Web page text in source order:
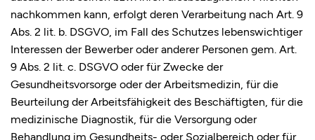
nachkommen kann, erfolgt deren Verarbeitung nach Art. 9
Abs. 2 lit. b. DSGVO, im Fall des Schutzes lebenswichtiger
Interessen der Bewerber oder anderer Personen gem. Art.
9 Abs. 2 lit. c. DSGVO oder für Zwecke der
Gesundheitsvorsorge oder der Arbeitsmedizin, für die
Beurteilung der Arbeitsfähigkeit des Beschäftigten, für die
medizinische Diagnostik, für die Versorgung oder
Behandlung im Gesundheits- oder Sozialbereich oder für